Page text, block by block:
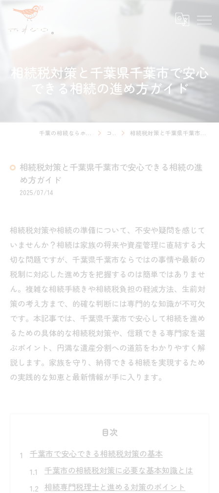
相続税対策と千葉県千葉市で安心
できる相続の進め方ガイド
千葉の相続ならホオジロ行政書士事務所 コラム 相続税対策と千葉県千葉市で安心できる相続の進め方ガイド
相続税対策と千葉県千葉市で安心できる相続の進
め方ガイド
2025/07/14
相続税対策や相続の準備について、不安や疑問を感じて
いませんか？相続は家族の将来や資産管理に直結する大
切な問題ですが、千葉県千葉市ならではの事情や最新の
税制に対応した進め方を把握するのは簡単ではありませ
ん。複雑な相続手続きや相続税負担の軽減方法、生前対
策の考え方まで、的確な判断には専門的な知識が不可欠
です。本記事では、千葉県千葉市で安心して相続を進め
るための具体的な相続税対策や、信頼できる専門家を選
ぶポイント、円満な遺産分割への道筋をわかりやすく解
説します。家族を守り、納得できる相続を実現するため
の実践的な知恵と最新情報が手に入ります。
目次
千葉市で安心できる相続税対策の基本
千葉市の相続税対策に必要な基本知識とは
相続専門税理士と進める対策のポイント